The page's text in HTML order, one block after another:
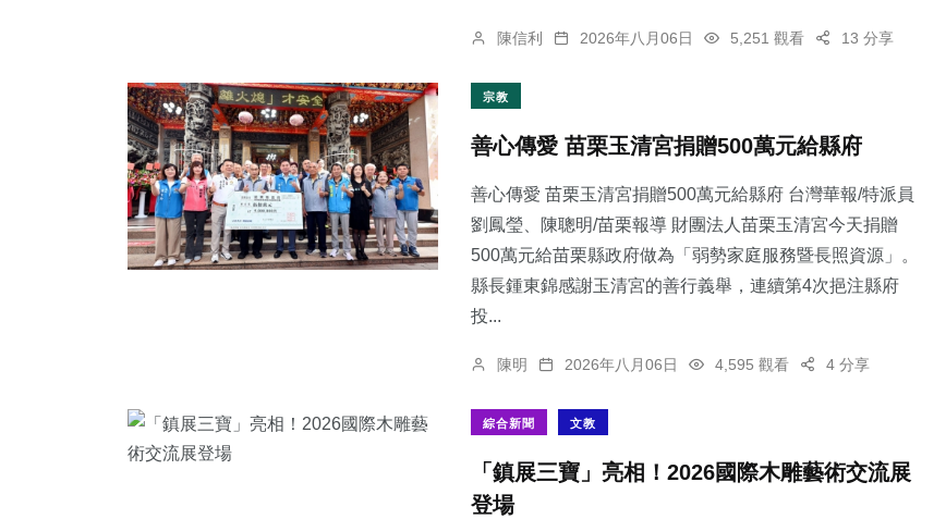
陳信利 2026年八月06日 5,251 觀看 13 分享
宗教
善心傳愛 苗栗玉清宮捐贈500萬元給縣府
善心傳愛 苗栗玉清宮捐贈500萬元給縣府 台灣華報/特派員
劉鳳瑩、陳聰明/苗栗報導 財團法人苗栗玉清宮今天捐贈
500萬元給苗栗縣政府做為「弱勢家庭服務暨長照資源」。
縣長鍾東錦感謝玉清宮的善行義舉，連續第4次挹注縣府
投...
陳明 2026年八月06日 4,595 觀看 4 分享
綜合新聞 文教
「鎮展三寶」亮相！2026國際木雕藝術交流展
登場